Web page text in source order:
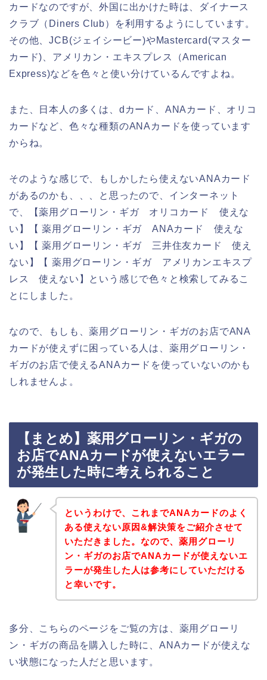
カードなのですが、外国に出かけた時は、ダイナース
クラブ（Diners Club）を利用するようにしています。
その他、JCB(ジェイシービー)やMastercard(マスター
カード)、アメリカン・エキスプレス（American
Express)などを色々と使い分けているんですよね。
また、日本人の多くは、dカード、ANAカード、オリコ
カードなど、色々な種類のANAカードを使っています
からね。
そのような感じで、もしかしたら使えないANAカード
があるのかも、、、と思ったので、インターネット
で、【薬用グローリン・ギガ オリコカード 使えな
い】【 薬用グローリン・ギガ ANAカード 使えな
い】【 薬用グローリン・ギガ 三井住友カード 使え
ない】【 薬用グローリン・ギガ アメリカンエキスプ
レス 使えない】という感じで色々と検索してみるこ
とにしました。
なので、もしも、薬用グローリン・ギガのお店でANA
カードが使えずに困っている人は、薬用グローリン・
ギガのお店で使えるANAカードを使っていないのかも
しれませんよ。
【まとめ】薬用グローリン・ギガの
お店でANAカードが使えないエラー
が発生した時に考えられること
というわけで、これまでANAカードのよく
ある使えない原因&解決策をご紹介させて
いただきました。なので、薬用グローリ
ン・ギガのお店でANAカードが使えないエ
ラーが発生した人は参考にしていただける
と幸いです。
多分、こちらのページをご覧の方は、薬用グローリ
ン・ギガの商品を購入した時に、ANAカードが使えな
い状態になった人だと思います。